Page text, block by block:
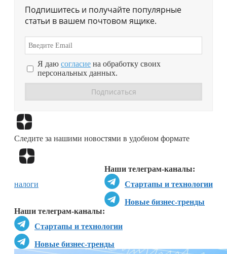
Подпишитесь и получайте популярные
статьи в вашем почтовом ящике.
Я даю согласие на обработку своих
персональных данных.
Следите за нашими новостями в удобном формате
Наши телеграм-каналы:
Стартапы и технологии
Новые бизнес-тренды
Наши телеграм-каналы:
Стартапы и технологии
Новые бизнес-тренды
налоги